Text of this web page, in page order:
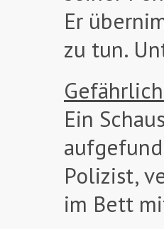
Er
zu tun.
Ein
Polizist,
im Bett